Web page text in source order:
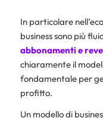
In particolare
business sono più
abbonamenti e
chiaramente il
fondamentale per
profitto.
Un modello di